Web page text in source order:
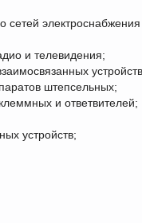
сетей электроснабжения
и телевидения;
штепсельных;
и ответвителей;
устройств;